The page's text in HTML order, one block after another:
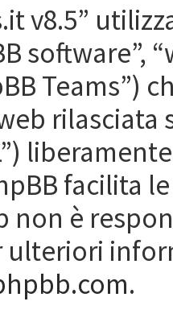
v8.5”
software”,
Teams”)
rilasciata
facilita
non è
ulteriori
.